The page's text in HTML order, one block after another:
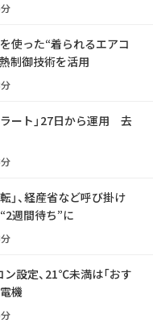
使った“着られるエアコ
制御技術を活用
ート」27日から運用 去
」、経産省など呼び掛け
週間待ち”に
設定、21℃未満は「おす
機